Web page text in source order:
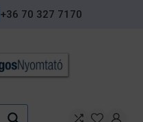
+36 70 327 7170